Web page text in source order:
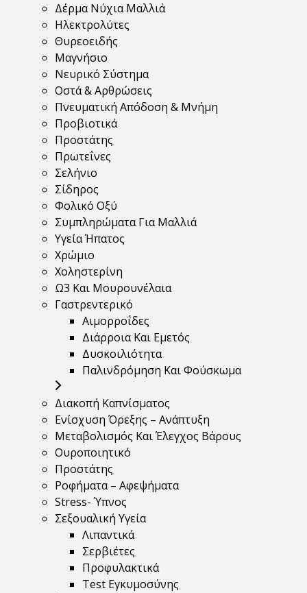
Δέρμα Νύχια Μαλλιά
Ηλεκτρολύτες
Θυρεοειδής
Μαγνήσιο
Νευρικό Σύστημα
Οστά & Αρθρώσεις
Πνευματική Απόδοση & Μνήμη
Προβιοτικά
Προστάτης
Πρωτεΐνες
Σελήνιο
Σίδηρος
Φολικό Οξύ
Συμπληρώματα Για Μαλλιά
Υγεία Ήπατος
Χρώμιο
Χοληστερίνη
Ω3 Και Μουρουνέλαια
Γαστρεντερικό
Αιμορροΐδες
Διάρροια Και Εμετός
Δυσκοιλιότητα
Παλινδρόμηση Και Φούσκωμα
Διακοπή Καπνίσματος
Ενίσχυση Όρεξης – Ανάπτυξη
Μεταβολισμός Και Έλεγχος Βάρους
Ουροποιητικό
Προστάτης
Ροφήματα – Αφεψήματα
Stress- Ύπνος
Σεξουαλική Υγεία
Λιπαντικά
Σερβιέτες
Προφυλακτικά
Test Εγκυμοσύνης